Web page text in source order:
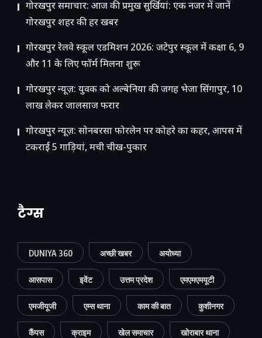
गोरखपुर समाचार: आज की प्रमुख सुर्खियां: एक नजर में जानें
गोरखपुर शहर की हर खबर
गोरखपुर रेलवे स्कूल एडमिशन 2026: जटेपुर स्कूल में कक्षा 6, 9
और 11 के लिए फॉर्म मिलना शुरू
गोरखपुर न्यूज़: युवक को अल्बेनिया की जगह भेजा सिंगापुर, 10
लाख लेकर जालसाज फरार
गोरखपुर न्यूज़: सोनबरसा फोरलेन पर कोहरे का कहर, आपस में
टकराईं 5 गाड़ियां, मची चीख-पुकार
टैग्स
DUNIYA 360 अच्छी खबर अयोध्या
आसपास इवेंट उत्तम प्रदेश एमएमएमयूटी
एमजीयूजी एम्स थाना काम की बात कुशीनगर
कैंपस क्राइम खेल समाचार खोराबार थाना